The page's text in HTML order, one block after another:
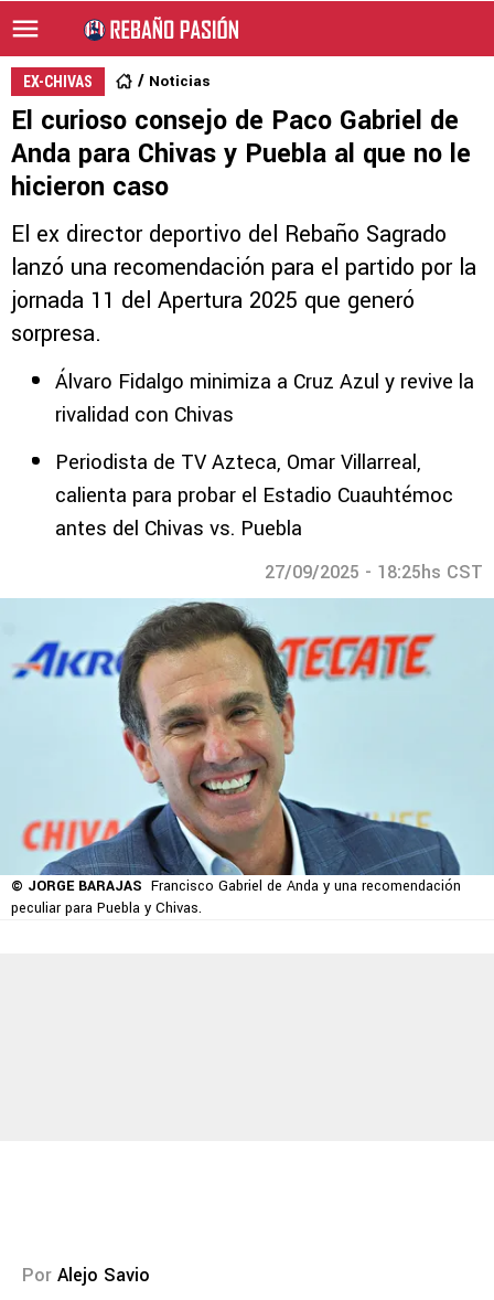
EX-CHIVAS Noticias
El curioso consejo de Paco Gabriel de
Anda para Chivas y Puebla al que no le
hicieron caso
El ex director deportivo del Rebaño Sagrado
lanzó una recomendación para el partido por la
jornada 11 del Apertura 2025 que generó
sorpresa.
Álvaro Fidalgo minimiza a Cruz Azul y revive la
rivalidad con Chivas
Periodista de TV Azteca, Omar Villarreal,
calienta para probar el Estadio Cuauhtémoc
antes del Chivas vs. Puebla
27/09/2025 - 18:25hs CST
© JORGE BARAJAS Francisco Gabriel de Anda y una recomendación
peculiar para Puebla y Chivas.
Por Alejo Savio